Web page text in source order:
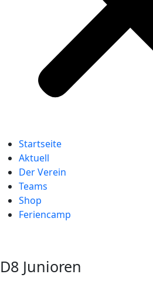
Startseite
Aktuell
Der Verein
Teams
Shop
Feriencamp
D8 Junioren